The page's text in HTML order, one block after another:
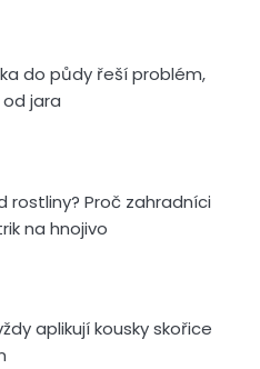
do půdy řeší problém,
jara
rostliny? Proč zahradníci
na hnojivo
aplikují kousky skořice